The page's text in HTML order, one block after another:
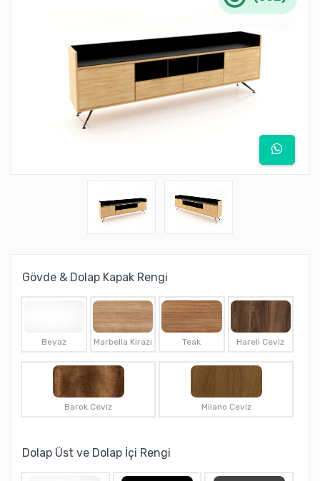
Gövde & Dolap Kapak Rengi
Beyaz Marbella Kirazı Teak Hareli Ceviz
Barok Ceviz Milano Ceviz
Dolap Üst ve Dolap İçi Rengi